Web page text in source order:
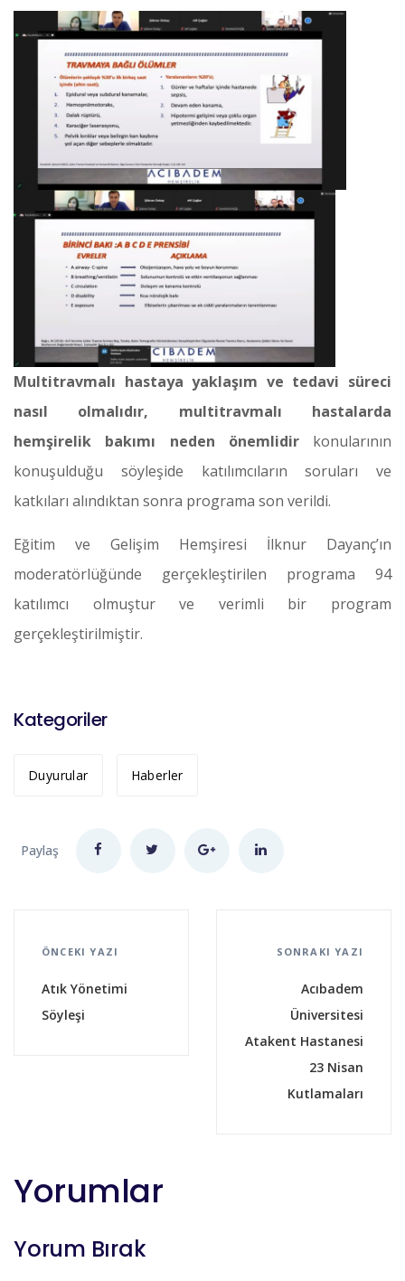
Multitravmalı hastaya yaklaşım ve tedavi süreci
nasıl olmalıdır, multitravmalı hastalarda
hemşirelik bakımı neden önemlidir konularının
konuşulduğu söyleşide katılımcıların soruları ve
katkıları alındıktan sonra programa son verildi.
Eğitim ve Gelişim Hemşiresi İlknur Dayanç’ın
moderatörlüğünde gerçekleştirilen programa 94
katılımcı olmuştur ve verimli bir program
gerçekleştirilmiştir.
Kategoriler
Duyurular Haberler
Paylaş
ÖNCEKI YAZI
Atık Yönetimi
Söyleşi
SONRAKI YAZI
Acıbadem
Üniversitesi
Atakent Hastanesi
23 Nisan
Kutlamaları
Yorumlar
Yorum Bırak